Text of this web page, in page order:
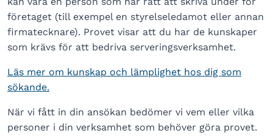
företaget (till exempel en styrelseledamot eller annan
firmatecknare). Provet visar att du har de kunskaper
som krävs för att bedriva serveringsverksamhet.
Läs mer om kunskap och lämplighet hos dig som
sökande.
När vi fått in din ansökan bedömer vi vem eller vilka
personer i din verksamhet som behöver göra provet.